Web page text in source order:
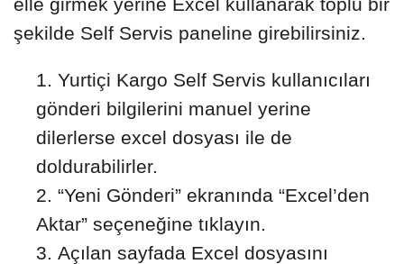
şekilde Self Servis paneline girebilirsiniz.
Yurtiçi Kargo Self Servis kullanıcıları
gönderi bilgilerini manuel yerine
dilerlerse excel dosyası ile de
doldurabilirler.
“Yeni Gönderi” ekranında “Excel’den
Aktar” seçeneğine tıklayın.
Açılan sayfada Excel dosyasını